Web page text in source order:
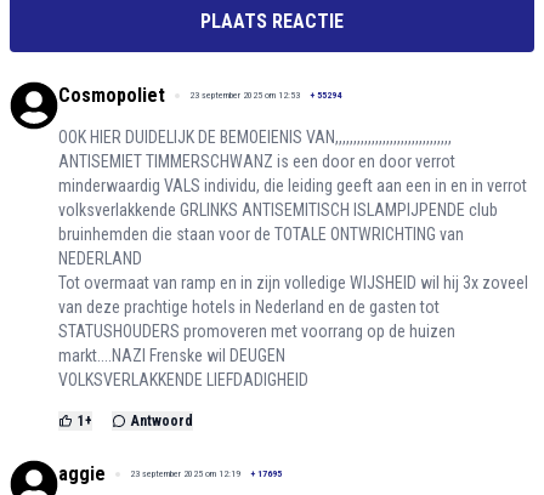
PLAATS REACTIE
Cosmopoliet 23 september 2025 om 12:53 + 55294
OOK HIER DUIDELIJK DE BEMOEIENIS VAN,,,,,,,,,,,,,,,,,,,,,,,,,,,,,,,,
ANTISEMIET TIMMERSCHWANZ is een door en door verrot
minderwaardig VALS individu, die leiding geeft aan een in en in verrot
volksverlakkende GRLINKS ANTISEMITISCH ISLAMPIJPENDE club
bruinhemden die staan voor de TOTALE ONTWRICHTING van
NEDERLAND
Tot overmaat van ramp en in zijn volledige WIJSHEID wil hij 3x zoveel
van deze prachtige hotels in Nederland en de gasten tot
STATUSHOUDERS promoveren met voorrang op de huizen
markt....NAZI Frenske wil DEUGEN
VOLKSVERLAKKENDE LIEFDADIGHEID
1+ Antwoord
aggie 23 september 2025 om 12:19 + 17695